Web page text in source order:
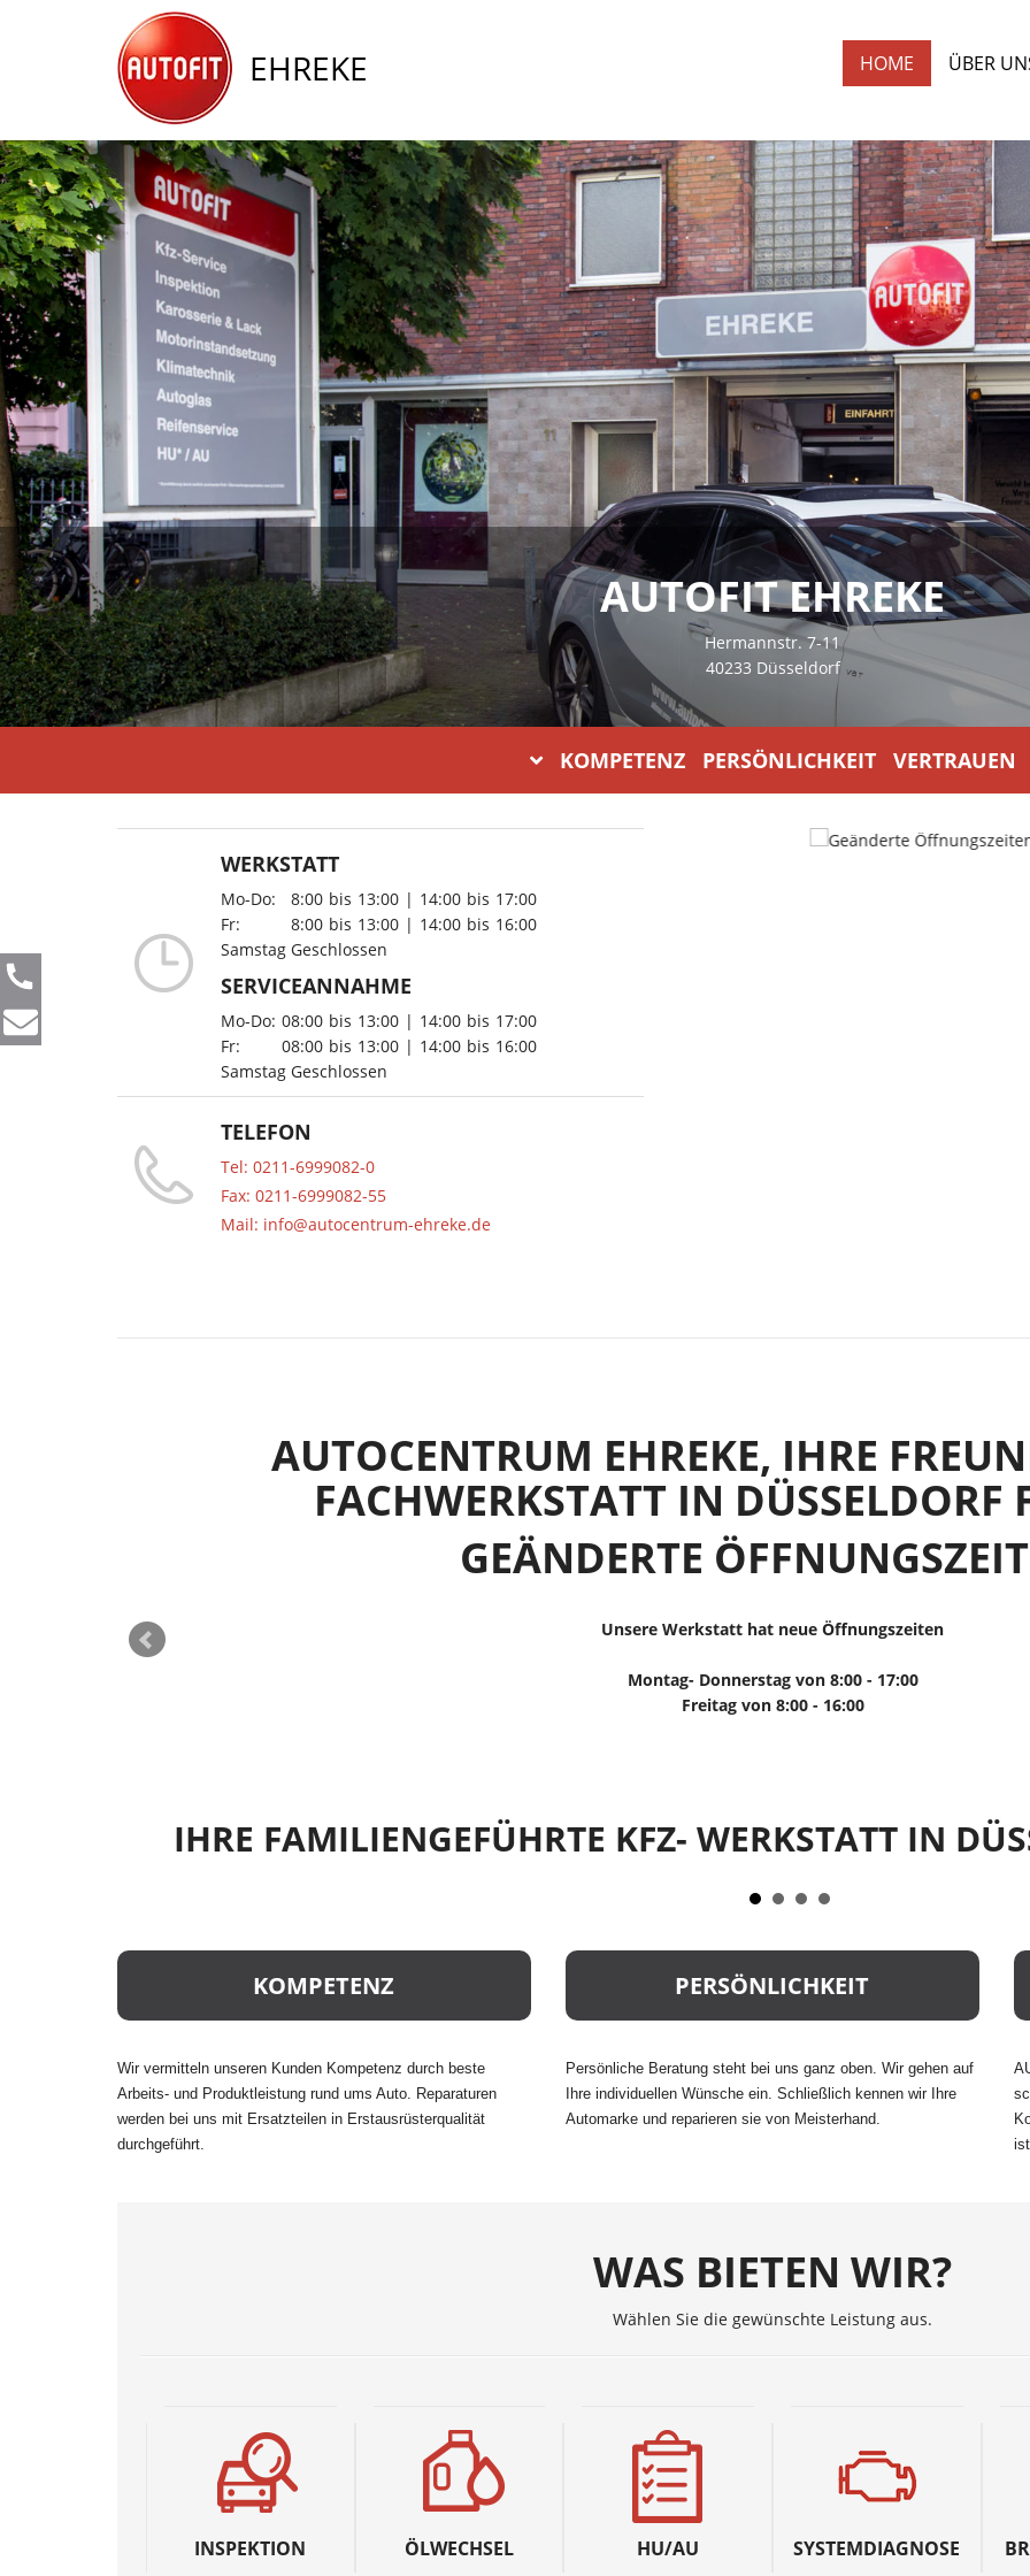
EHREKE HOME ÜBER
AUTOFIT EHREKE
Hermannstr. 7-11
40233 Düsseldorf
KOMPETENZ PERSÖNLICHKEIT VERTRAUEN
WERKSTATT
Mo-Do: 8:00 bis 13:00 | 14:00 bis 17:00
Fr:
8:00 bis 13:00 | 14:00 bis 16:00
Samstag Geschlossen
SERVICEANNAHME
Mo-Do: 08:00 bis 13:00 | 14:00 bis 17:00
Fr:
08:00 bis 13:00 | 14:00 bis 16:00
Samstag Geschlossen
TELEFON
Tel: 0211-6999082-0
Fax: 0211-6999082-55
Mail: info@autocentrum-ehreke.de
AUTOCENTRUM EHREKE, IHRE
FACHWERKSTATT IN DÜSSELDORF
GEÄNDERTE
Unsere Werkstatt hat neue Öffnungszeiten
Montag- Donnerstag von 8:00 - 17:00
Freitag von 8:00 - 16:00
IHRE FAMILIENGEFÜHRTE KFZ- WERKSTATT IN
KOMPETENZ
Wir vermitteln unseren Kunden Kompetenz durch beste
Arbeits- und Produktleistung rund ums Auto. Reparaturen
werden bei uns mit Ersatzteilen in Erstausrüsterqualität
durchgeführt.
PERSÖNLICHKEIT
Persönliche Beratung steht bei uns ganz oben. Wir gehen auf
Ihre individuellen Wünsche ein. Schließlich kennen wir Ihre
Automarke und reparieren sie von Meisterhand.
WAS BIETEN WIR?
Wählen Sie die gewünschte Leistung aus.
INSPEKTION ÖLWECHSEL HU/AU SYSTEMDIAGNOSE